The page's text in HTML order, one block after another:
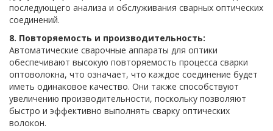
последующего анализа и обслуживания сварных оптических
соединений.
8. Повторяемость и производительность:
Автоматические сварочные аппараты для оптики
обеспечивают высокую повторяемость процесса сварки
оптоволокна, что означает, что каждое соединение будет
иметь одинаковое качество. Они также способствуют
увеличению производительности, поскольку позволяют
быстро и эффективно выполнять сварку оптических
волокон.